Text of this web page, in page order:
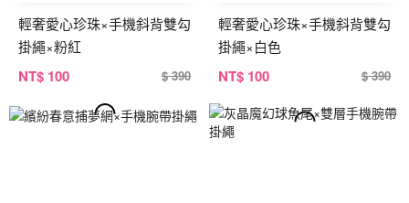
輕奢愛心珍珠×手機斜背雙勾
掛繩×粉紅
NT$ 100 $ 390
輕奢愛心珍珠×手機斜背雙勾
掛繩×白色
NT$ 100 $ 390